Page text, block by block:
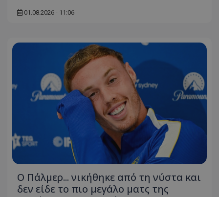
01.08.2026 - 11:06
Ο Πάλμερ... νικήθηκε από τη νύστα και
δεν είδε το πιο μεγάλο ματς της